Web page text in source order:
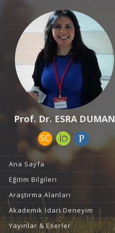
Prof. Dr. ESRA DUMAN
Ana Sayfa
Eğitim Bilgileri
Araştırma Alanları
Akademik İdari Deneyim
Yayınlar & Eserler